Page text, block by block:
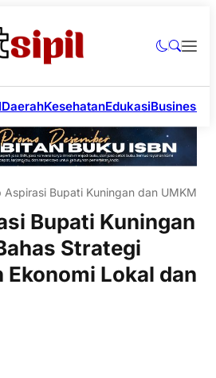
DaerahKesehatanEdukasiBusiness
Aspirasi Bupati Kuningan dan UMKM
Bupati Kuningan
Strategi
Ekonomi Lokal dan